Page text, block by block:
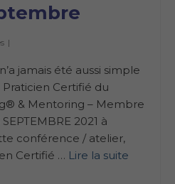
|
jamais été aussi simple
Praticien Certifié du
& Mentoring – Membre
2021 à
conférence / atelier,
Certifié … Lire la suite